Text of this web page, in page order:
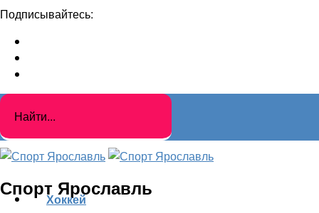
Подписывайтесь:
Спорт Ярославль
Хоккей